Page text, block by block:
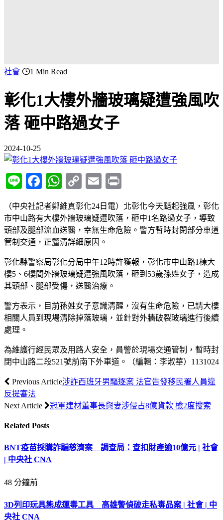
社會 1 Min Read
彰化1大樓外牆玻璃疑遭強風吹
落 砸中路過女子
2024-10-25
LineFacebook
WhatsApp
CopyEmail
（中央社記者鄭維真彰化24日電）北彰化今天颳起強風，彰化
市中山路有大樓外牆玻璃疑遭吹落，砸中1名路過女子，導致
頭部及腿部流血送醫，幸無生命危險。警方暫時封閉部分車道
管制交通，正釐清詳細原因。
彰化縣警察局彰化分局中午12時許獲報，彰化市中山路1棟大
樓5、6樓間外牆玻璃疑遭強風吹落，砸到53歲孫姓女子，造成
其頭部、腿部受傷，送醫治療。
警方表示，目前孫姓女子意識清醒，沒有生命危險，已請大樓
相關人員到現場清除掉落玻璃，並針對外牆破裂玻璃進行後續
處理。
為維護行經民眾及用路人安全，員警於現場交通管制，暫時封
閉中山路二段521號前南下外車道。（編輯：李淑華）1131024
Previous Article涉詐西班牙男驅逐案 法官告發移民署人員違
反提審法
Next Article
冠軍建材董事長與妻涉侵占8億貨款 檢2度搜索
Related Posts
BNT疫苗採購詐騙慈濟案 調查局：查扣財產逾10億元 | 社會
| 中央社 CNA
48 分鐘前
3D列印玩具熊成運毒工具 高雄警偵破走私毒品案 | 社會 | 中
央社 CNA